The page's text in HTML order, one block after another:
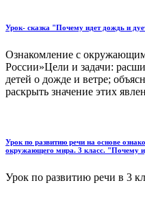
Урок- сказка "Почему идет дождь и
Ознакомление с
России»Цели и задачи:
детей о дожде и ветре;
раскрыть значение этих
Урок по развитию речи на основе
окружающего мира. 3 класс. "Почему
Урок по развитию речи в 3